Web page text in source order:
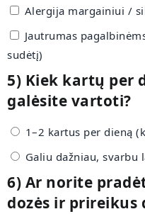
Alergija margainiui /
Jautrumas
sudėtį)
5) Kiek kartų per
galėsite vartoti?
1–2 kartus per dieną
Galiu dažniau, svarbu
6) Ar norite
dozės ir